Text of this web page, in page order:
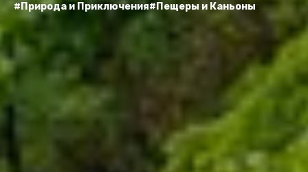
#Природа и Приключения#Пещеры и Каньоны